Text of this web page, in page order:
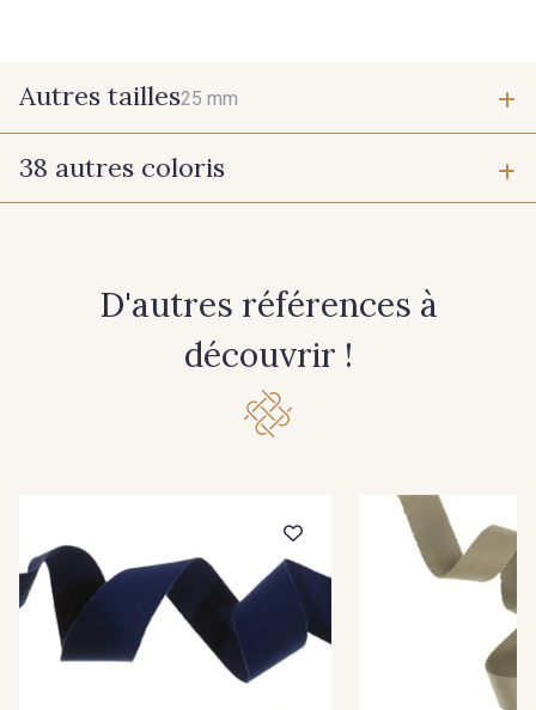
Autres tailles25 mm
25 mm
38 autres coloris
18 - Blush
2 - Bleu Encre 31 - Bleu Denim
8 - Jaune Or
D'autres références à
découvrir !